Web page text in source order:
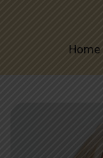
Home